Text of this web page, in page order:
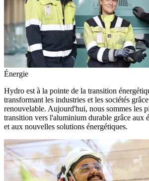
Énergie
Hydro est à la pointe de la transition
transformant les industries et les sociétés
renouvelable. Aujourd'hui, nous sommes les
transition vers l'aluminium durable grâce aux
et aux nouvelles solutions énergétiques.